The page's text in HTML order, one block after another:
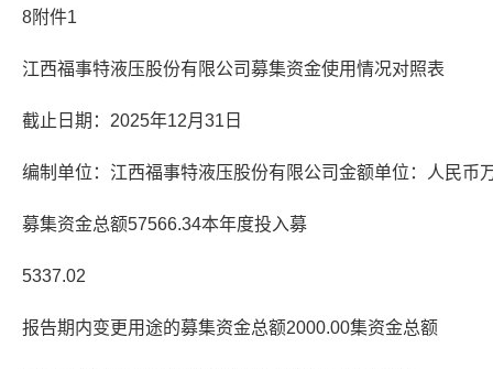
8附件1
江西福事特液压股份有限公司募集资金使用情况对照表
截止日期：2025年12月31日
编制单位：江西福事特液压股份有限公司金额单位：人民币
募集资金总额57566.34本年度投入募
5337.02
报告期内变更用途的募集资金总额2000.00集资金总额